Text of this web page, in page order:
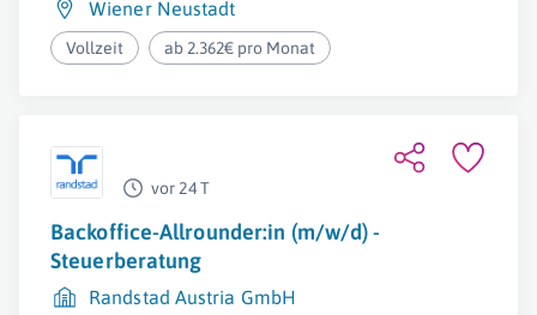
Wiener Neustadt
Vollzeit ab 2.362€ pro Monat
vor 24 T
Backoffice-Allrounder:in (m/w/d) -
Steuerberatung
Randstad Austria GmbH